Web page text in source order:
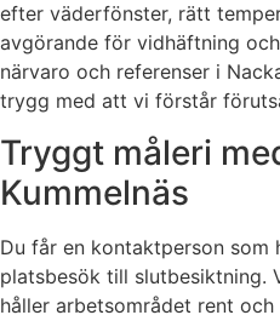
efter väderfönster, rätt
avgörande för vidhäftning
närvaro och referenser i
trygg med att vi förstår
Tryggt måleri
Kummelnäs
Du får en kontaktperson
platsbesök till slutbesiktning.
håller arbetsområdet rent